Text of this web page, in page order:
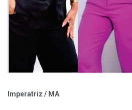
Imperatriz / MA